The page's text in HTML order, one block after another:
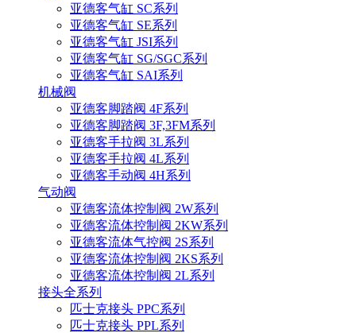
亚德客气缸 SC系列
亚德客气缸 SE系列
亚德客气缸 JSI系列
亚德客气缸 SG/SGC系列
亚德客气缸 SAI系列
机械阀
亚德客脚踏阀 4F系列
亚德客脚踏阀 3F,3FM系列
亚德客手拉阀 3L系列
亚德客手拉阀 4L系列
亚德客手动阀 4H系列
气动阀
亚德客流体控制阀 2W系列
亚德客流体控制阀 2KW系列
亚德客流体气控阀 2S系列
亚德客流体控制阀 2KS系列
亚德客流体控制阀 2L系列
接头全系列
匹士克接头 PPC系列
匹士克接头 PPL系列